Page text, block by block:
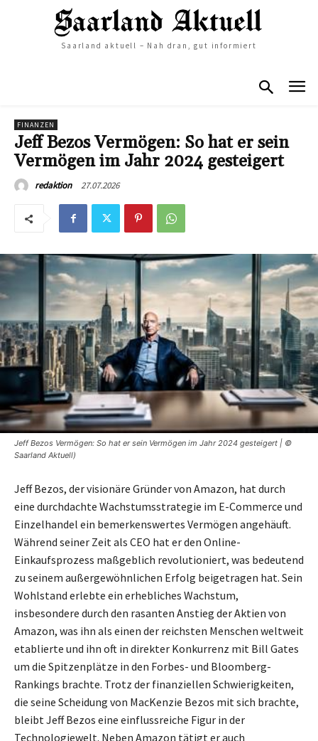
Saarland aktuell – Nah dran, gut informiert
FINANZEN
Jeff Bezos Vermögen: So hat er sein
Vermögen im Jahr 2024 gesteigert
redaktion 27.07.2026
Jeff Bezos Vermögen: So hat er sein Vermögen im Jahr 2024 gesteigert | ©
Saarland Aktuell)
Jeff Bezos, der visionäre Gründer von Amazon, hat durch
eine durchdachte Wachstumsstrategie im E-Commerce und
Einzelhandel ein bemerkenswertes Vermögen angehäuft.
Während seiner Zeit als CEO hat er den Online-
Einkaufsprozess maßgeblich revolutioniert, was bedeutend
zu seinem außergewöhnlichen Erfolg beigetragen hat. Sein
Wohlstand erlebte ein erhebliches Wachstum,
insbesondere durch den rasanten Anstieg der Aktien von
Amazon, was ihn als einen der reichsten Menschen weltweit
etablierte und ihn oft in direkter Konkurrenz mit Bill Gates
um die Spitzenplätze in den Forbes- und Bloomberg-
Rankings brachte. Trotz der finanziellen Schwierigkeiten,
die seine Scheidung von MacKenzie Bezos mit sich brachte,
bleibt Jeff Bezos eine einflussreiche Figur in der
Technologiewelt. Neben Amazon tätigt er auch